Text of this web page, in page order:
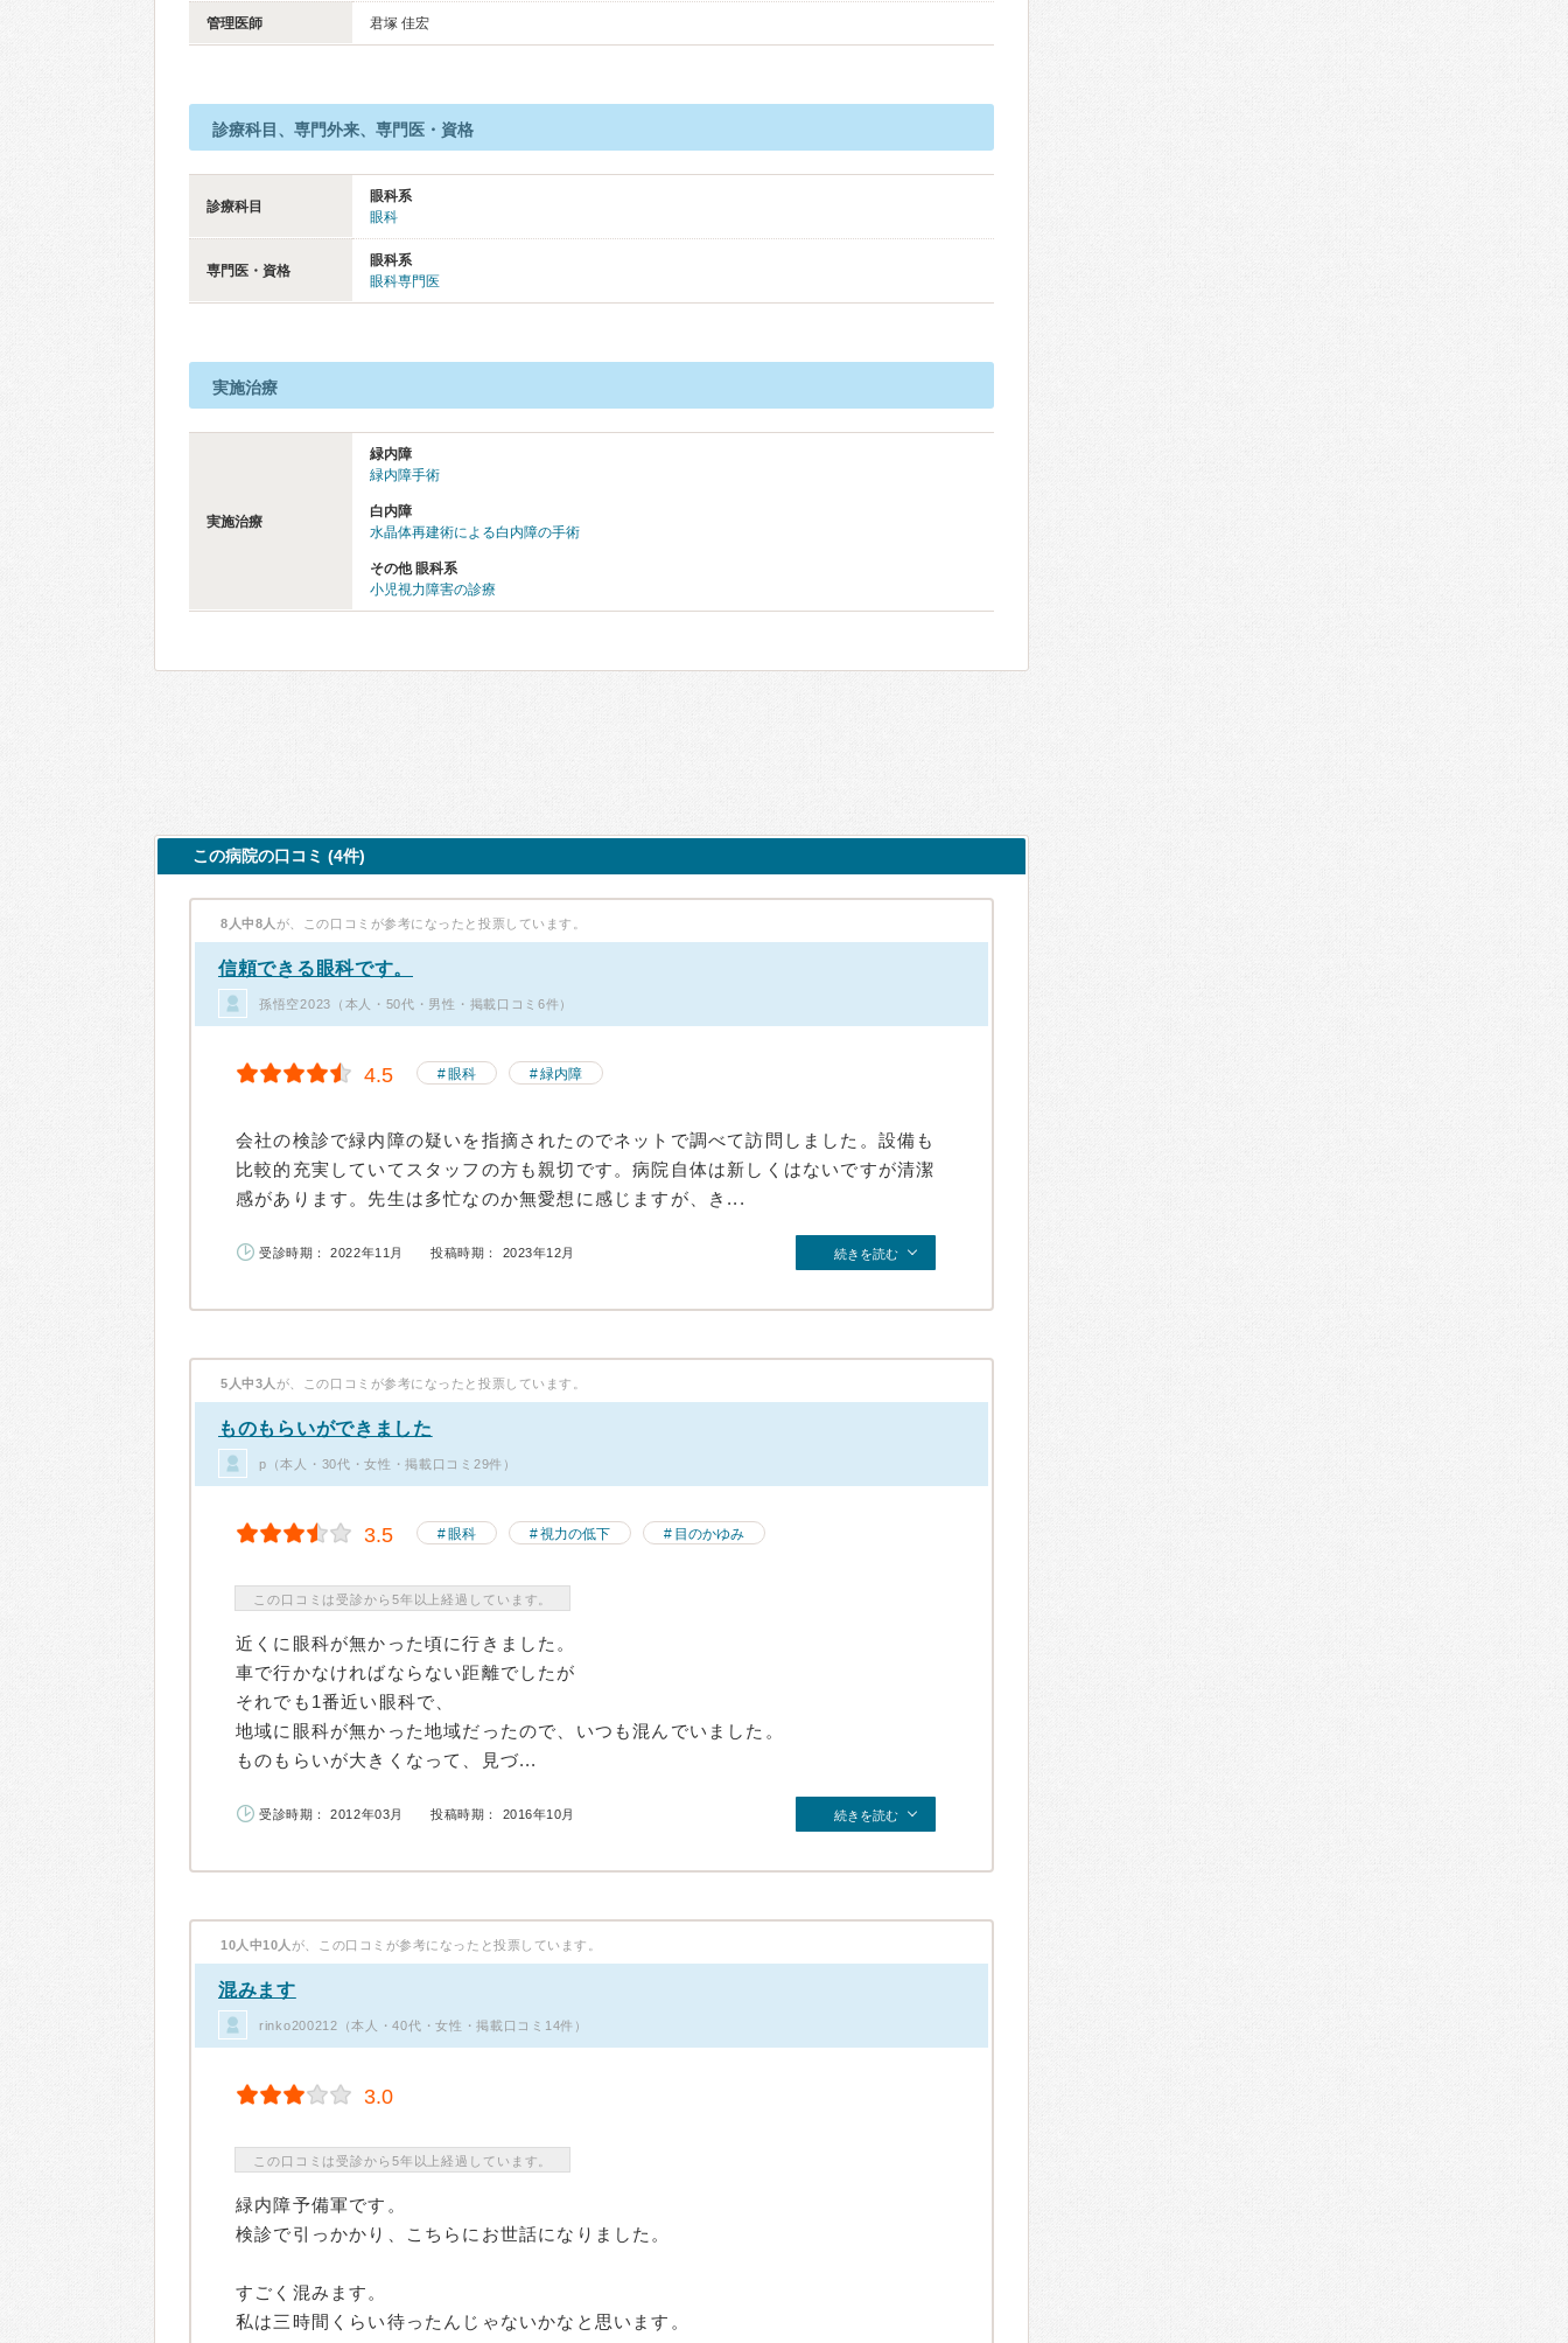
管理医師 君塚 佳宏
診療科目、専門外来、専門医・資格
診療科目
眼科系
眼科
専門医・資格
眼科系
眼科専門医
実施治療
実施治療
緑内障
緑内障手術
白内障
水晶体再建術による白内障の手術
その他 眼科系
小児視力障害の診療
この病院の口コミ (4件)
8人中8人 が、この口コミが参考になったと投票しています。
信頼できる眼科です。
孫悟空2023（本人・50代・男性・掲載口コミ6件）
4.5 眼科 緑内障
会社の検診で緑内障の疑いを指摘されたのでネットで調べて訪問しました。設備も
比較的充実していてスタッフの方も親切です。病院自体は新しくはないですが清潔
感があります。先生は多忙なのか無愛想に感じますが、き...
受診時期： 2022年11月 投稿時期： 2023年12月 続きを読む
5人中3人 が、この口コミが参考になったと投票しています。
ものもらいができました
p（本人・30代・女性・掲載口コミ29件）
3.5 眼科 視力の低下 目のかゆみ
この口コミは受診から5年以上経過しています。
近くに眼科が無かった頃に行きました。
車で行かなければならない距離でしたが
それでも1番近い眼科で、
地域に眼科が無かった地域だったので、いつも混んでいました。
ものもらいが大きくなって、見づ...
受診時期： 2012年03月 投稿時期： 2016年10月 続きを読む
10人中10人 が、この口コミが参考になったと投票しています。
混みます
rinko200212（本人・40代・女性・掲載口コミ14件）
3.0
この口コミは受診から5年以上経過しています。
緑内障予備軍です。
検診で引っかかり、こちらにお世話になりました。
すごく混みます。
私は三時間くらい待ったんじゃないかなと思います。